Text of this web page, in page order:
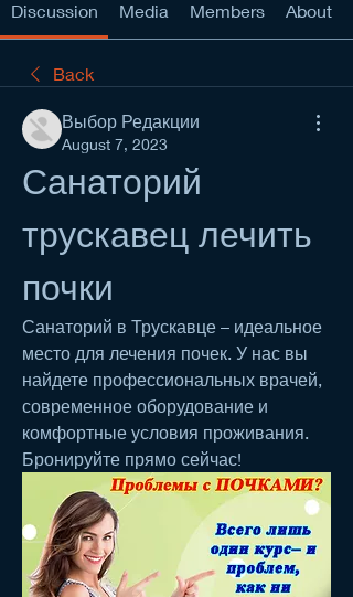
Discussion Media Members About
Back
Выбор Редакции
August 7, 2023
Санаторий
трускавец лечить
почки
Санаторий в Трускавце – идеальное
место для лечения почек. У нас вы
найдете профессиональных врачей,
современное оборудование и
комфортные условия проживания.
Бронируйте прямо сейчас!